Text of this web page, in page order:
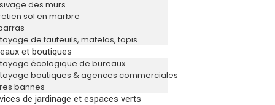
des murs
sol en marbre
de fauteuils, matelas, tapis
et boutiques
écologique de bureaux
boutiques & agences commerciales
bannes
de jardinage et espaces verts